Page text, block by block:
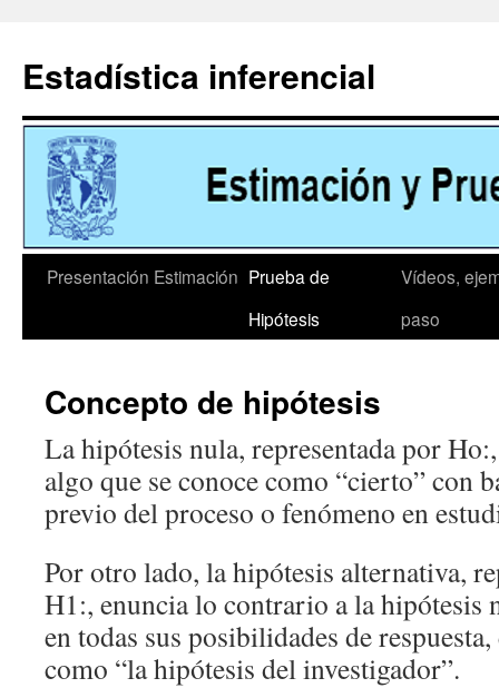
contenido
Estadística inferencial
Presentación Estimación Prueba de
Hipótesis
Vídeos,
paso
Concepto de hipótesis
La hipótesis nula, representada por
algo que se conoce como “cierto” con
previo del proceso o fenómeno en
Por otro lado, la hipótesis alternativa,
H1:, enuncia lo contrario a la hipótesis
en todas sus posibilidades de
como “la hipótesis del investigador”.